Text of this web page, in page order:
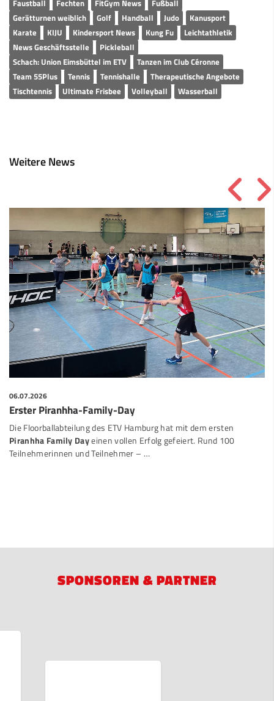
Faustball Fechten FitGym News
Fußball
Gerätturnen weiblich
Golf Handball Judo
Kanusport
Karate
KIJU Kindersport News Kung Fu
Leichtathletik
News Geschäftsstelle
Pickleball
Schach: Union Eimsbüttel im ETV
Tanzen im Club Céronne
Team 55Plus
Tennis Tennishalle
Therapeutische Angebote
Tischtennis
Ultimate Frisbee Volleyball Wasserball
Weitere News
06.07.2026
Erster Piranhha-Family-Day
Die Floorballabteilung des ETV Hamburg hat mit dem ersten
Piranhha Family Dayeinen vollen Erfolg gefeiert. Rund 100
Teilnehmerinnen und Teilnehmer – …
SPONSOREN & PARTNER